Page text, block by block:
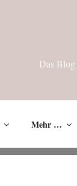
Das
Mehr …